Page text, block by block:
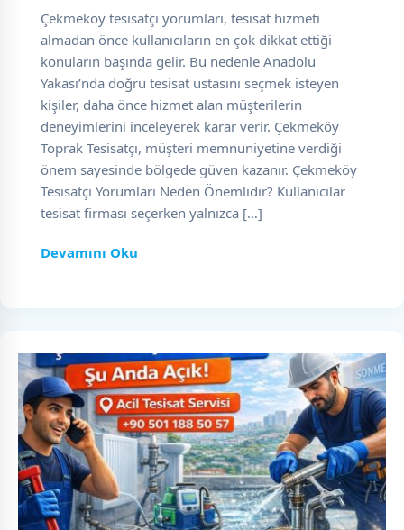
Çekmeköy tesisatçı yorumları, tesisat hizmeti
almadan önce kullanıcıların en çok dikkat ettiği
konuların başında gelir. Bu nedenle Anadolu
Yakası’nda doğru tesisat ustasını seçmek isteyen
kişiler, daha önce hizmet alan müşterilerin
deneyimlerini inceleyerek karar verir. Çekmeköy
Toprak Tesisatçı, müşteri memnuniyetine verdiği
önem sayesinde bölgede güven kazanır. Çekmeköy
Tesisatçı Yorumları Neden Önemlidir? Kullanıcılar
tesisat firması seçerken yalnızca […]
Devamını Oku